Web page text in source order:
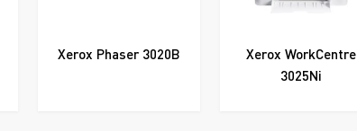
Xerox Phaser 3020B
Xerox WorkCentre
3025Ni